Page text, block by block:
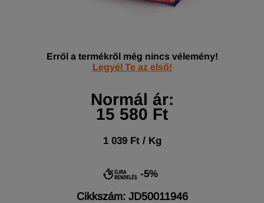
Erről a termékről még nincs vélemény!
Legyél Te az első!
Normál ár:
15 580 Ft
1 039 Ft / Kg
-5%
Cikkszám: JD50011946